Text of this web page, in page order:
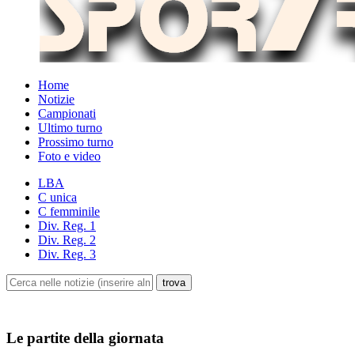
Home
Notizie
Campionati
Ultimo turno
Prossimo turno
Foto e video
LBA
C unica
C femminile
Div. Reg. 1
Div. Reg. 2
Div. Reg. 3
Le partite della giornata